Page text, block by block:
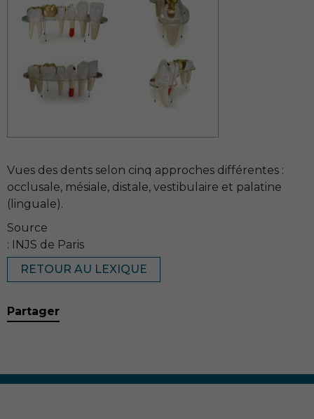
Vues des dents selon cinq approches différentes :
occlusale, mésiale, distale, vestibulaire et palatine
(linguale).
Source
: INJS de Paris
RETOUR AU LEXIQUE
Partager